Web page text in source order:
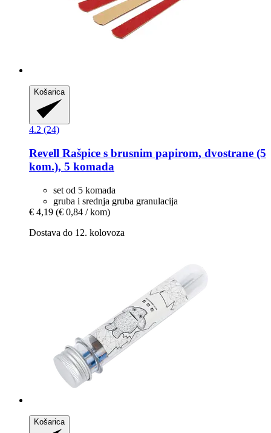
Košarica
4.2 (24)
Revell Rašpice s brusnim papirom, dvostrane (5
kom.), 5 komada
set od 5 komada
gruba i srednja gruba granulacija
€ 4,19 (€ 0,84 / kom)
Dostava do 12. kolovoza
Košarica